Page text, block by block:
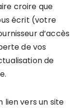
croire que
écrit (votre
d’accès
de vos
de
lien vers un site